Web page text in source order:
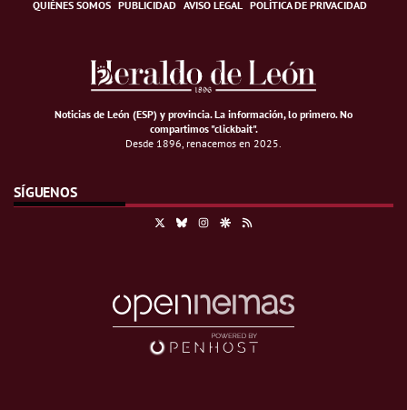
QUIÉNES SOMOS PUBLICIDAD AVISO LEGAL POLÍTICA DE PRIVACIDAD
Noticias de León (ESP) y provincia. La información, lo primero.No
compartimos "clickbait".
Desde 1896, renacemos en 2025.
SÍGUENOS
BlueskyInstagramGoogle Discover